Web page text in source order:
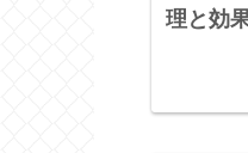
理と効